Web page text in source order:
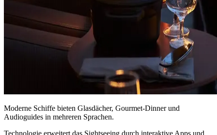
Moderne Schiffe bieten Glasdächer, Gourmet-Dinner und
Audioguides in mehreren Sprachen.